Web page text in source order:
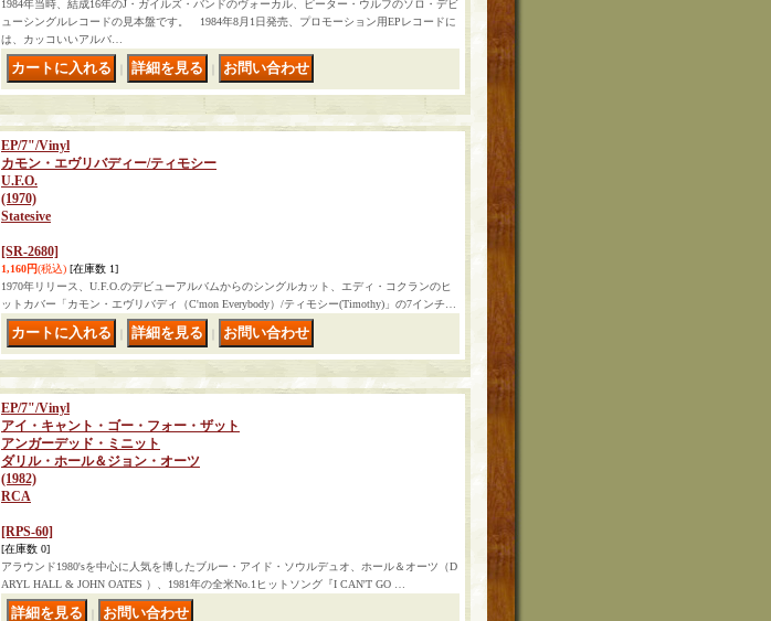
1984年当時、結成16年のJ・ガイルズ・バンドのヴォーカル、ピーター・ウルフのソロ・デビ
ューシングルレコードの見本盤です。 1984年8月1日発売、プロモーション用EPレコードに
は、カッコいいアルバ…
EP/7"/Vinyl
カモン・エヴリバディー/ティモシー
U.F.O.
(1970)
Statesive
[SR-2680]
1,160円(税込) [在庫数 1]
1970年リリース、U.F.O.のデビューアルバムからのシングルカット、エディ・コクランのヒ
ットカバー「カモン・エヴリバディ（C'mon Everybody）/ティモシー(Timothy)」の7インチ…
EP/7"/Vinyl
アイ・キャント・ゴー・フォー・ザット
アンガーデッド・ミニット
ダリル・ホール＆ジョン・オーツ
(1982)
RCA
[RPS-60]
[在庫数 0]
アラウンド1980'sを中心に人気を博したブルー・アイド・ソウルデュオ、ホール＆オーツ（D
ARYL HALL & JOHN OATES ）、1981年の全米No.1ヒットソング『I CAN'T GO …